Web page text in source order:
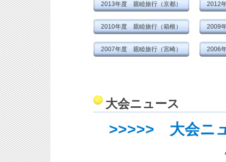
2013年度 親睦旅行（京都） 2012
2010年度 親睦旅行（箱根） 2009
2007年度 親睦旅行（宮崎） 2006
大会ニュース
>>>>> 大会ニ